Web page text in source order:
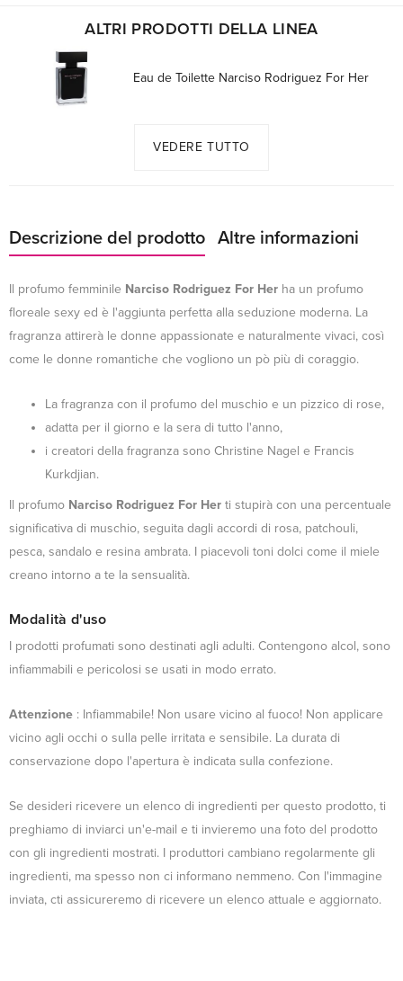
ALTRI PRODOTTI DELLA LINEA
Eau de Toilette Narciso Rodriguez For Her
VEDERE TUTTO
Descrizione del prodotto Altre informazioni
Il profumo femminile Narciso Rodriguez For Her ha un profumo
floreale sexy ed è l'aggiunta perfetta alla seduzione moderna. La
fragranza attirerà le donne appassionate e naturalmente vivaci, così
come le donne romantiche che vogliono un pò più di coraggio.
La fragranza con il profumo del muschio e un pizzico di rose,
adatta per il giorno e la sera di tutto l'anno,
i creatori della fragranza sono Christine Nagel e Francis
Kurkdjian.
Il profumo Narciso Rodriguez For Her ti stupirà con una percentuale
significativa di muschio, seguita dagli accordi di rosa, patchouli,
pesca, sandalo e resina ambrata. I piacevoli toni dolci come il miele
creano intorno a te la sensualità.
Modalità d'uso
I prodotti profumati sono destinati agli adulti. Contengono alcol, sono
infiammabili e pericolosi se usati in modo errato.
Attenzione : Infiammabile! Non usare vicino al fuoco! Non applicare
vicino agli occhi o sulla pelle irritata e sensibile. La durata di
conservazione dopo l'apertura è indicata sulla confezione.
Se desideri ricevere un elenco di ingredienti per questo prodotto, ti
preghiamo di inviarci un'e-mail e ti invieremo una foto del prodotto
con gli ingredienti mostrati. I produttori cambiano regolarmente gli
ingredienti, ma spesso non ci informano nemmeno. Con l'immagine
inviata, cti assicureremo di ricevere un elenco attuale e aggiornato.